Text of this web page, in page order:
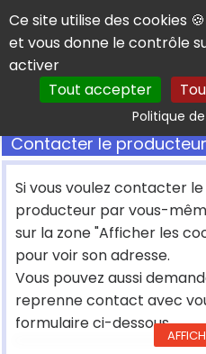
Panneau de gestion des
Ce site utilise des cookies 🍪
et vous donne le contrôle
activer
Tout accepter
Politique
Contacter le producteur
Si vous voulez contacter le
producteur par vous-
sur la zone "Afficher les
pour voir son adresse.
Vous pouvez aussi
reprenne contact avec
formulaire ci-dessous